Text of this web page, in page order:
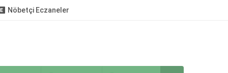
Nöbetçi Eczaneler